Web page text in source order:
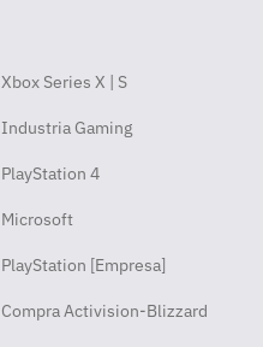
Xbox Series X | S
Industria Gaming
PlayStation 4
Microsoft
PlayStation [Empresa]
Compra Activision-Blizzard